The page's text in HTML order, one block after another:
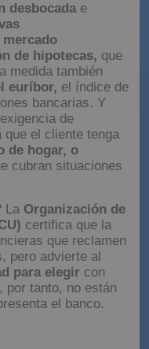
desbocada e
mercado
de hipotecas, que
medida también
euríbor, el índice de
bancarias. Y
de
que el cliente tenga
de hogar, o
cubran situaciones
La Organización de
certifica que la
que reclamen
pero advierte al
para elegir con
por tanto, no están
el banco.